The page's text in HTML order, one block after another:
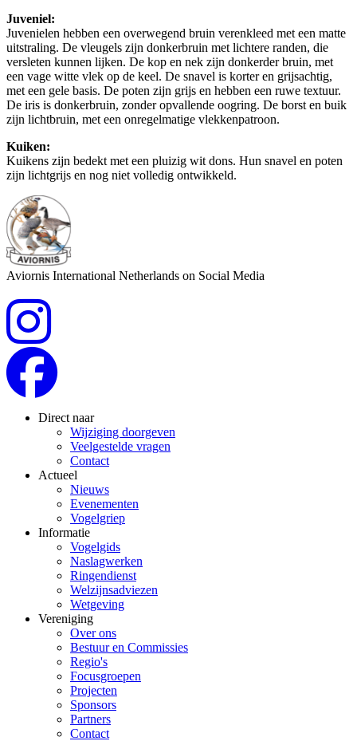
Juveniel:
Juvenielen hebben een overwegend bruin verenkleed met een matte
uitstraling. De vleugels zijn donkerbruin met lichtere randen, die
versleten kunnen lijken. De kop en nek zijn donkerder bruin, met
een vage witte vlek op de keel. De snavel is korter en grijsachtig,
met een gele basis. De poten zijn grijs en hebben een ruwe textuur.
De iris is donkerbruin, zonder opvallende oogring. De borst en buik
zijn lichtbruin, met een onregelmatige vlekkenpatroon.
Kuiken:
Kuikens zijn bedekt met een pluizig wit dons. Hun snavel en poten
zijn lichtgrijs en nog niet volledig ontwikkeld.
Aviornis International Netherlands on Social Media
Direct naar
Wijziging doorgeven
Veelgestelde vragen
Contact
Actueel
Nieuws
Evenementen
Vogelgriep
Informatie
Vogelgids
Naslagwerken
Ringendienst
Welzijnsadviezen
Wetgeving
Vereniging
Over ons
Bestuur en Commissies
Regio's
Focusgroepen
Projecten
Sponsors
Partners
Contact